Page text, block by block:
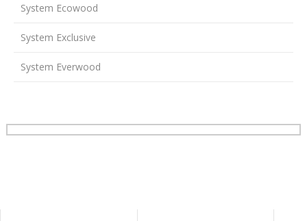
System Ecowood
System Exclusive
System Everwood